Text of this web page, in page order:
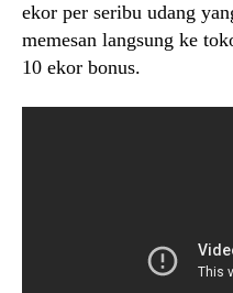
ekor per seribu udang
memesan langsung ke
10 ekor bonus.